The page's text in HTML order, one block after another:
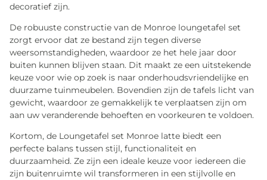
decoratief zijn.
De robuuste constructie van de Monroe loungetafel set
zorgt ervoor dat ze bestand zijn tegen diverse
weersomstandigheden, waardoor ze het hele jaar door
buiten kunnen blijven staan. Dit maakt ze een uitstekende
keuze voor wie op zoek is naar onderhoudsvriendelijke en
duurzame tuinmeubelen. Bovendien zijn de tafels licht van
gewicht, waardoor ze gemakkelijk te verplaatsen zijn om
aan uw veranderende behoeften en voorkeuren te voldoen.
Kortom, de Loungetafel set Monroe latte biedt een
perfecte balans tussen stijl, functionaliteit en
duurzaamheid. Ze zijn een ideale keuze voor iedereen die
zijn buitenruimte wil transformeren in een stijlvolle en